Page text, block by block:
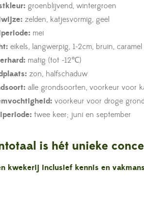
groenblijvend, wintergroen
zelden, katjesvormig, geel
mei
eikels, langwerpig, 1-2cm, bruin, caramel
matig (tot -12℃)
zon, halfschaduw
alle grondsoorten, voorkeur voor
voorkeur voor droge
twee keer; juni en september
is hét unieke
kwekerij inclusief kennis en